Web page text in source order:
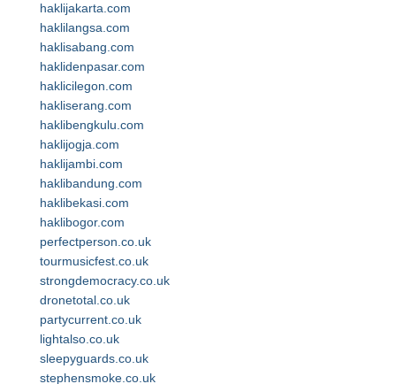
haklijakarta.com
haklilangsa.com
haklisabang.com
haklidenpasar.com
haklicilegon.com
hakliserang.com
haklibengkulu.com
haklijogja.com
haklijambi.com
haklibandung.com
haklibekasi.com
haklibogor.com
perfectperson.co.uk
tourmusicfest.co.uk
strongdemocracy.co.uk
dronetotal.co.uk
partycurrent.co.uk
lightalso.co.uk
sleepyguards.co.uk
stephensmoke.co.uk